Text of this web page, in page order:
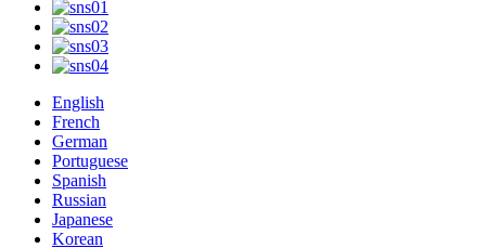
English
French
German
Portuguese
Spanish
Russian
Japanese
Korean